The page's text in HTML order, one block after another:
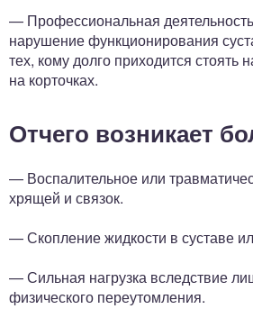
— Профессиональная
нарушение функционирования
тех, кому долго приходится стоять
на корточках.
Отчего возникает
— Воспалительное или
хрящей и связок.
— Скопление жидкости в суставе
— Сильная нагрузка вследствие
физического переутомления.